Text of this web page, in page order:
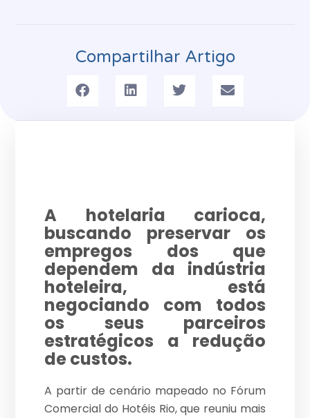
Compartilhar Artigo
A hotelaria carioca,
buscando preservar os
empregos dos que
dependem da indústria
hoteleira, está
negociando com todos
os seus parceiros
estratégicos a redução
de custos.
A partir de cenário mapeado no Fórum
Comercial do Hotéis Rio, que reuniu mais